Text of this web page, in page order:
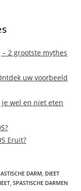
2 grootste mythes
uw voorbeeld
wel en niet eten
Eruit?
DARM, DIEET
, SPASTISCHE DARMEN